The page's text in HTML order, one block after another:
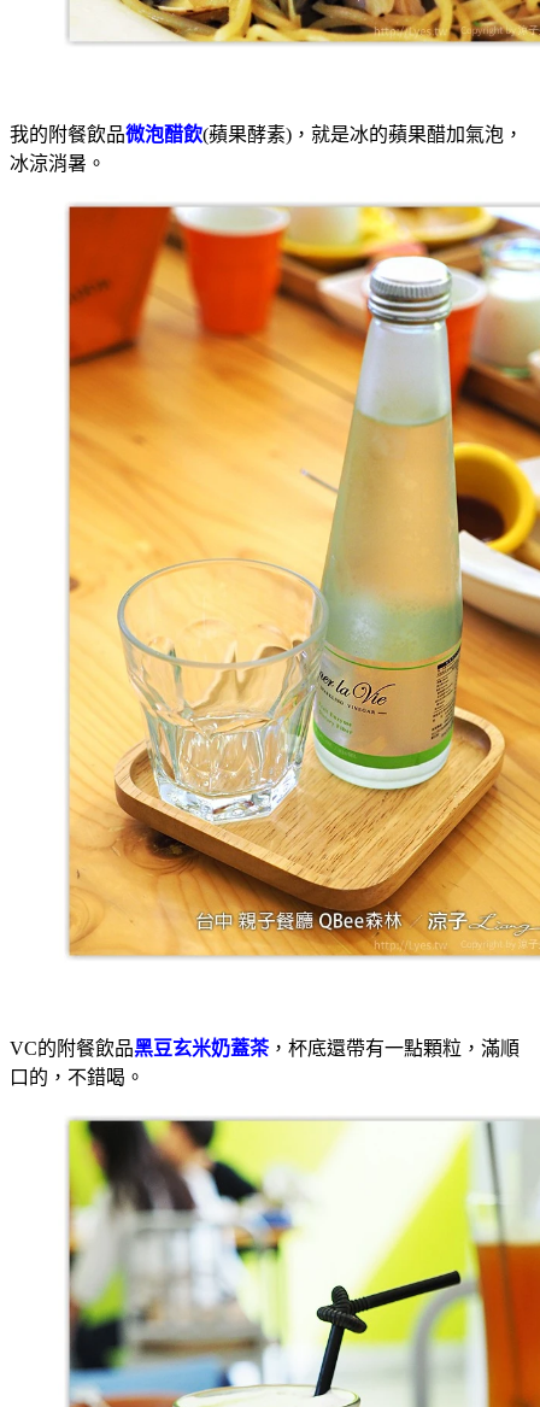
我的附餐飲品微泡醋飲(蘋果酵素)，就是冰的蘋果醋加氣泡，
冰涼消暑。
VC的附餐飲品黑豆玄米奶蓋茶，杯底還帶有一點顆粒，滿順
口的，不錯喝。